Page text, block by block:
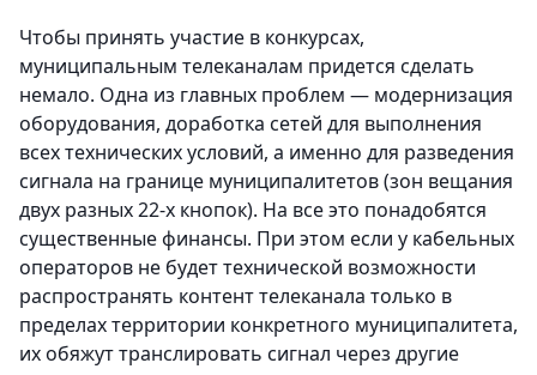
Чтобы принять участие в конкурсах,
муниципальным телеканалам придется сделать
немало. Одна из главных проблем — модернизация
оборудования, доработка сетей для выполнения
всех технических условий, а именно для разведения
сигнала на границе муниципалитетов (зон вещания
двух разных 22-х кнопок). На все это понадобятся
существенные финансы. При этом если у кабельных
операторов не будет технической возможности
распространять контент телеканала только в
пределах территории конкретного муниципалитета,
их обяжут транслировать сигнал через другие